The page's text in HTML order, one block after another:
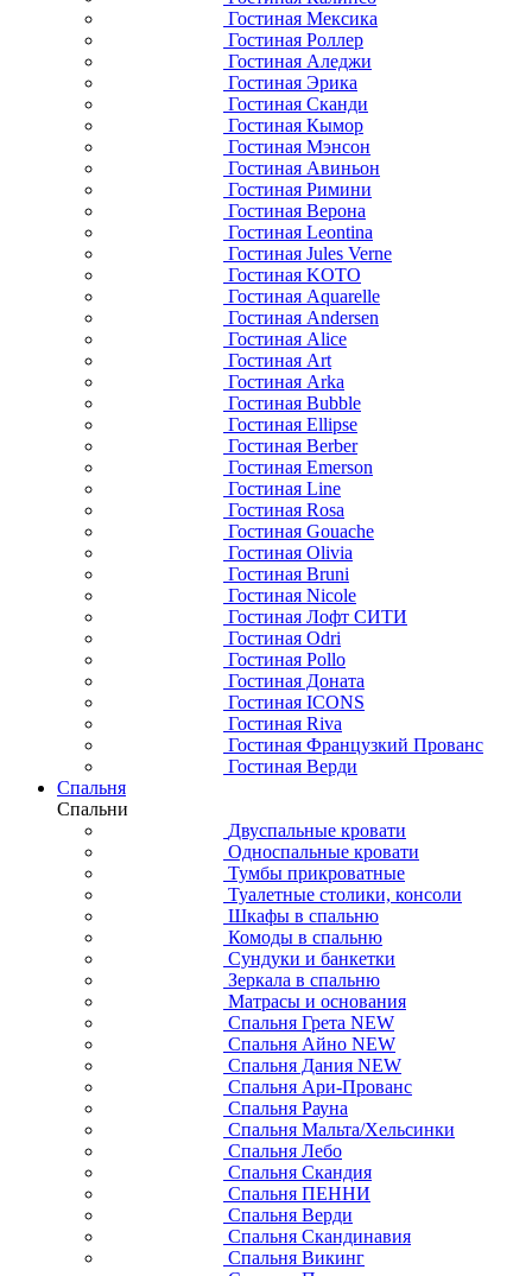
Гостиная Мексика
Гостиная Роллер
Гостиная Аледжи
Гостиная Эрика
Гостиная Сканди
Гостиная Кымор
Гостиная Мэнсон
Гостиная Авиньон
Гостиная Римини
Гостиная Верона
Гостиная Leontina
Гостиная Jules Verne
Гостиная KOTO
Гостиная Aquarelle
Гостиная Andersen
Гостиная Alice
Гостиная Art
Гостиная Arka
Гостиная Bubble
Гостиная Ellipse
Гостиная Berber
Гостиная Emerson
Гостиная Line
Гостиная Rosa
Гостиная Gouache
Гостиная Olivia
Гостиная Bruni
Гостиная Nicole
Гостиная Лофт СИТИ
Гостиная Odri
Гостиная Pollo
Гостиная Доната
Гостиная ICONS
Гостиная Riva
Гостиная Французкий Прованс
Гостиная Верди
Спальня
Спальни
Двуспальные кровати
Односпальные кровати
Тумбы прикроватные
Туалетные столики, консоли
Шкафы в спальню
Комоды в спальню
Сундуки и банкетки
Зеркала в спальню
Матрасы и основания
Спальня Грета NEW
Спальня Айно NEW
Спальня Дания NEW
Спальня Ари-Прованс
Спальня Рауна
Спальня Мальта/Хельсинки
Спальня Лебо
Спальня Скандия
Спальня ПЕННИ
Спальня Верди
Спальня Скандинавия
Спальня Викинг